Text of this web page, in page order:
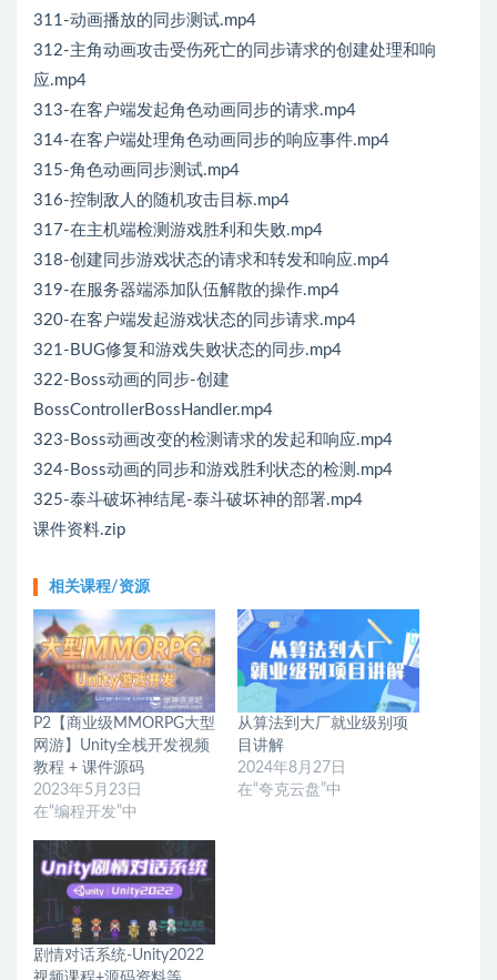
311-动画播放的同步测试.mp4
312-主角动画攻击受伤死亡的同步请求的创建处理和响
应.mp4
313-在客户端发起角色动画同步的请求.mp4
314-在客户端处理角色动画同步的响应事件.mp4
315-角色动画同步测试.mp4
316-控制敌人的随机攻击目标.mp4
317-在主机端检测游戏胜利和失败.mp4
318-创建同步游戏状态的请求和转发和响应.mp4
319-在服务器端添加队伍解散的操作.mp4
320-在客户端发起游戏状态的同步请求.mp4
321-BUG修复和游戏失败状态的同步.mp4
322-Boss动画的同步-创建
BossControllerBossHandler.mp4
323-Boss动画改变的检测请求的发起和响应.mp4
324-Boss动画的同步和游戏胜利状态的检测.mp4
325-泰斗破坏神结尾-泰斗破坏神的部署.mp4
课件资料.zip
相关课程/资源
P2【商业级MMORPG大型
网游】Unity全栈开发视频
教程 + 课件源码
2023年5月23日
在“编程开发”中
从算法到大厂就业级别项
目讲解
2024年8月27日
在“夸克云盘”中
剧情对话系统-Unity2022